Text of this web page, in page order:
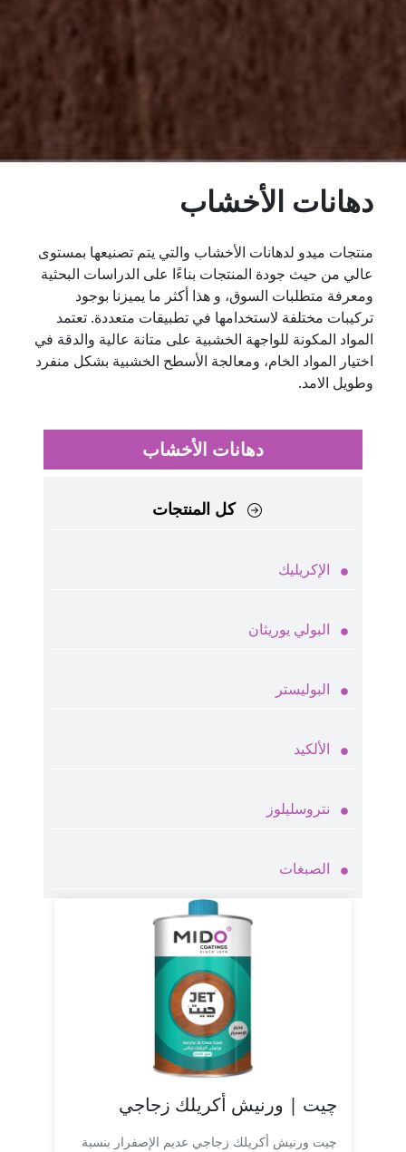
دهانات الأخشاب
منتجات ميدو لدهانات الأخشاب والتي يتم تصنيعها بمستوى
عالي من حيث جودة المنتجات بناءًا على الدراسات البحثية
ومعرفة متطلبات السوق، و هذا أكثر ما يميزنا بوجود
تركيبات مختلفة لاستخدامها في تطبيقات متعددة. تعتمد
المواد المكونة للواجهة الخشبية على متانة عالية والدقة في
اختيار المواد الخام، ومعالجة الأسطح الخشبية بشكل منفرد
وطويل الامد.
دهانات الأخشاب
كل المنتجات
الإكريليك
البولي يوريثان
البوليستر
الألكيد
نتروسليلوز
الصبغات
چيت | ورنيش أكريلك زجاجي
چيت ورنيش أكريلك زجاجي عديم الإصفرار بنسبة